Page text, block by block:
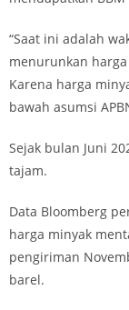
“Saat ini adalah
menurunkan
Karena harga
bawah asumsi
Sejak bulan Juni
tajam.
Data Bloomberg
harga minyak
pengiriman
barel.